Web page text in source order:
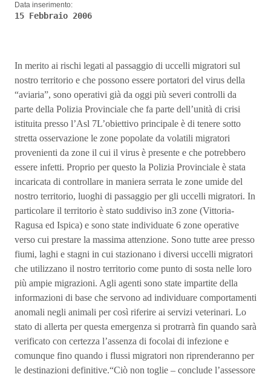
Data inserimento:
15 Febbraio 2006
In merito ai rischi legati al passaggio di uccelli migratori sul
nostro territorio e che possono essere portatori del virus della
“aviaria”, sono operativi già da oggi più severi controlli da
parte della Polizia Provinciale che fa parte dell’unità di crisi
istituita presso l’Asl 7L’obiettivo principale è di tenere sotto
stretta osservazione le zone popolate da volatili migratori
provenienti da zone il cui il virus è presente e che potrebbero
essere infetti. Proprio per questo la Polizia Provinciale è stata
incaricata di controllare in maniera serrata le zone umide del
nostro territorio, luoghi di passaggio per gli uccelli migratori. In
particolare il territorio è stato suddiviso in3 zone (Vittoria-
Ragusa ed Ispica) e sono state individuate 6 zone operative
verso cui prestare la massima attenzione. Sono tutte aree presso
fiumi, laghi e stagni in cui stazionano i diversi uccelli migratori
che utilizzano il nostro territorio come punto di sosta nelle loro
più ampie migrazioni. Agli agenti sono state impartite della
informazioni di base che servono ad individuare comportamenti
anomali negli animali per così riferire ai servizi veterinari. Lo
stato di allerta per questa emergenza si protrarrà fin quando sarà
verificato con certezza l’assenza di focolai di infezione e
comunque fino quando i flussi migratori non riprenderanno per
le destinazioni definitive.“Ciò non toglie – conclude l’assessore